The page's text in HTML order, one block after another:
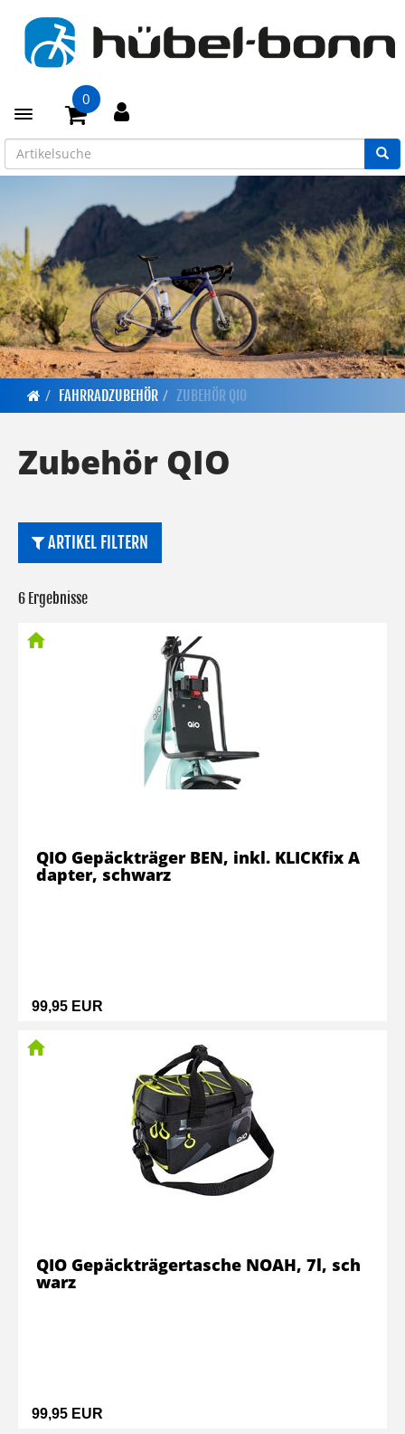
Toggle navigation
0
FAHRRADZUBEHÖR ZUBEHÖR QIO
Zubehör QIO
ARTIKEL FILTERN
6 Ergebnisse
99,95 EUR
QIO Gepäckträger BEN, inkl. KLICKfix A
dapter, schwarz
99,95 EUR
QIO Gepäckträgertasche NOAH, 7l, sch
warz